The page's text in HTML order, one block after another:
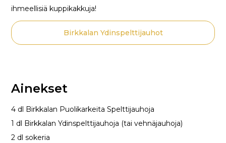
ihmeellisiä kuppikakkuja!
Birkkalan Ydinspelttijauhot
Ainekset
4 dl Birkkalan Puolikarkeita Spelttijauhoja
1 dl Birkkalan Ydinspelttijauhoja (tai vehnäjauhoja)
2 dl sokeria